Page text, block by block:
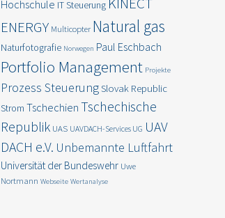
Hochschule IT Steuerung
ENERGY Multicopter Natural gas
Naturfotografie Norwegen Paul Eschbach
Portfolio Management Projekte
Prozess SteuerungSlovak Republic
Strom Tschechien Tschechische
Republik UAS UAVDACH-Services UG UAV
DACH e.V. Unbemannte Luftfahrt
Universität der Bundeswehr Uwe
Nortmann Webseite Wertanalyse